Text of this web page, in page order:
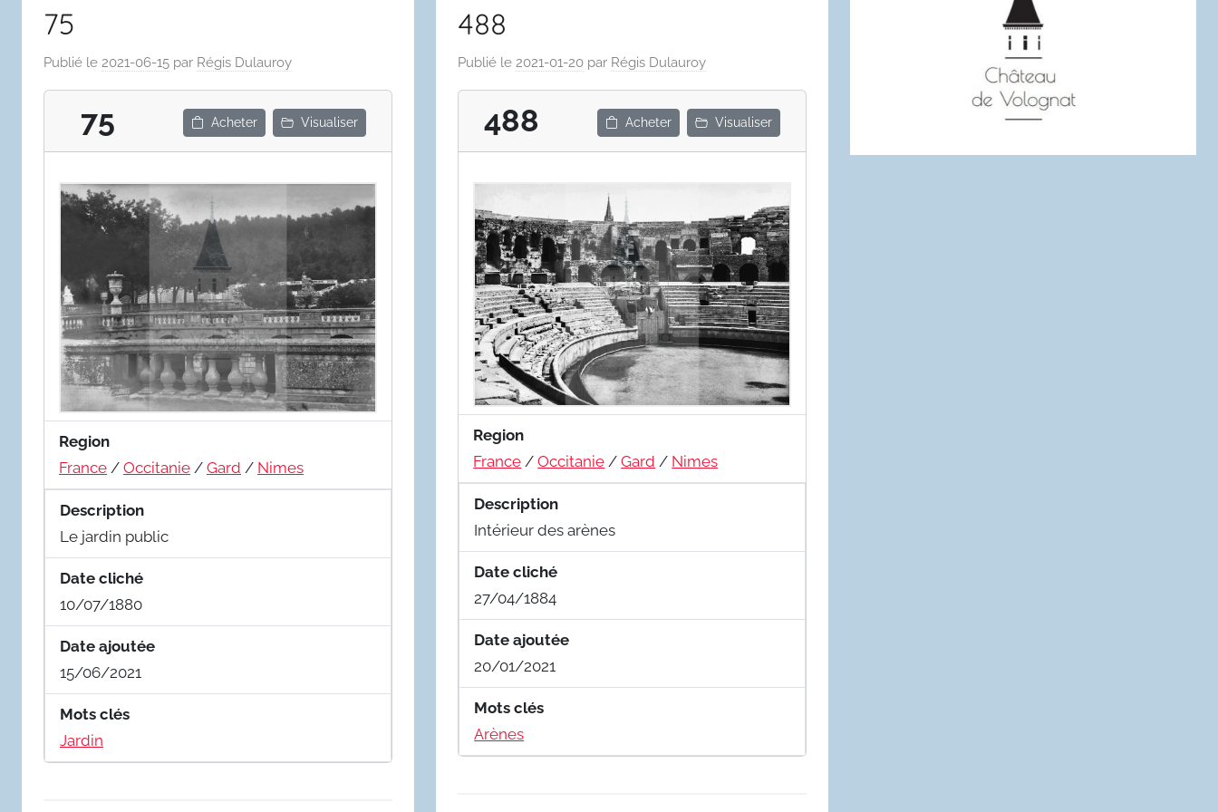
75
Publié le 2021-06-15 par Régis Dulauroy
75 Acheter Visualiser
Region
France / Occitanie / Gard / Nimes
Description
Le jardin public
Date cliché
10/07/1880
Date ajoutée
15/06/2021
Mots clés
Jardin
488
Publié le2021-01-20 par Régis Dulauroy
488 Acheter Visualiser
Region
France /Occitanie /Gard / Nimes
Description
Intérieur des arènes
Date cliché
27/04/1884
Date ajoutée
20/01/2021
Mots clés
Arènes